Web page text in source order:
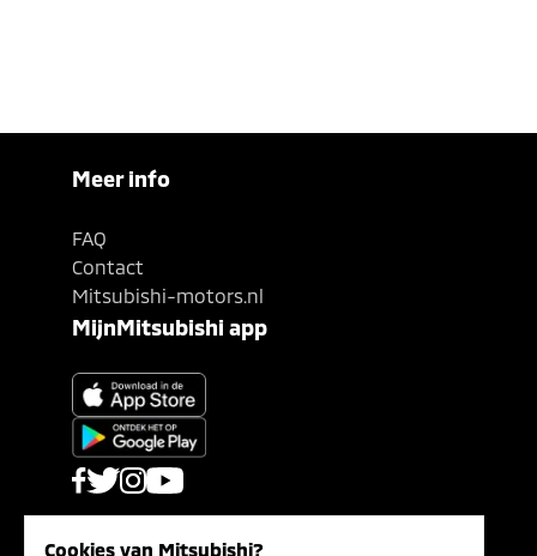
Cookies van Mitsubishi?
Meer info
FAQ
Contact
Mitsubishi-motors.nl
MijnMitsubishi app